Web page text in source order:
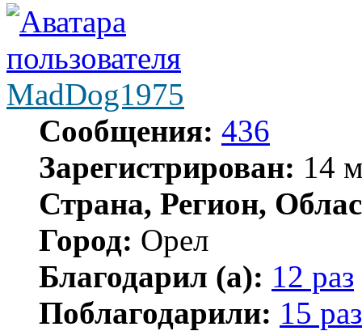
MadDog1975
Сообщения: 436
Зарегистрирован: 14
Страна, Регион,
Город: Орел
Благодарил (а): 12 раз
Поблагодарили: 15 раз